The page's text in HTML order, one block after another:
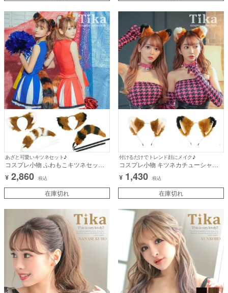
あざと可愛いキツネセット♪
コスプレ小物 ふわもこキツネセット
(カチューシャ/しっぽ)【ハロウィン】
[tk-hwts0048]
¥ 2,860 税込
在庫切れ
付けるだけでトレンド顔にメイク♪
コスプレ小物 キツネカチューシャ
【ハロウィン】[tk-hwts0049]
¥ 1,430 税込
在庫切れ